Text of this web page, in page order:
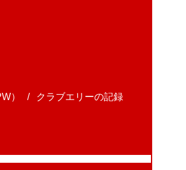
）
クラブエリーの記録